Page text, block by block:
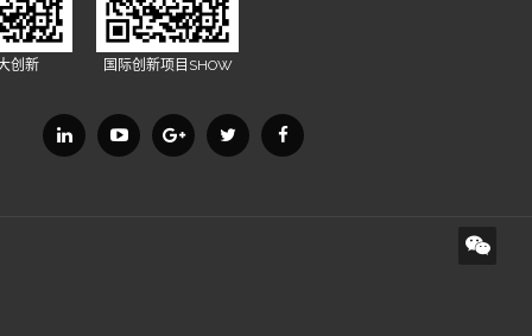
创新 国际创新项目SHOW